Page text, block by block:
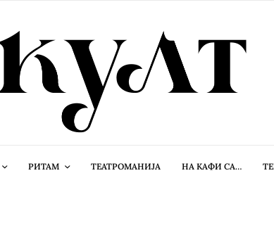
РИТАМ ТЕАТРОМАНИЈА НА КАФИ СА…